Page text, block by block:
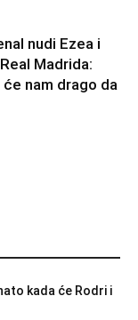
nudi Ezea i
Madrida:
nam drago da
kada će Rodri i